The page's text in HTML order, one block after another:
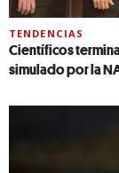
TENDENCIAS
Científicos
simulado por la